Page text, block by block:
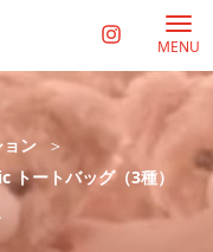
MENU
ン
ートバッグ（3種）